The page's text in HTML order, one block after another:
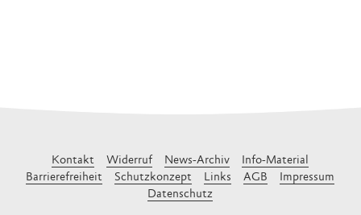
Kontakt Widerruf News-Archiv
Info-Material
Barrierefreiheit
Schutzkonzept Links AGB
Impressum
Datenschutz